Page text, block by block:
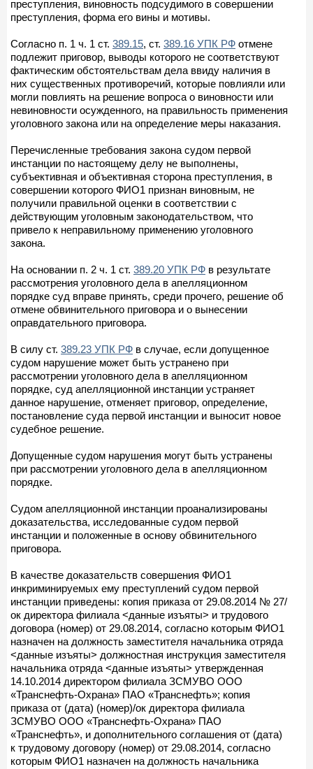
преступления, виновность подсудимого в совершении
преступления, форма его вины и мотивы.
Согласно п. 1 ч. 1 ст. 389.15, ст. 389.16 УПК РФ отмене
подлежит приговор, выводы которого не соответствуют
фактическим обстоятельствам дела ввиду наличия в
них существенных противоречий, которые повлияли или
могли повлиять на решение вопроса о виновности или
невиновности осужденного, на правильность применения
уголовного закона или на определение меры наказания.
Перечисленные требования закона судом первой
инстанции по настоящему делу не выполнены,
субъективная и объективная сторона преступления, в
совершении которого ФИО1 признан виновным, не
получили правильной оценки в соответствии с
действующим уголовным законодательством, что
привело к неправильному применению уголовного
закона.
На основании п. 2 ч. 1 ст. 389.20 УПК РФ в результате
рассмотрения уголовного дела в апелляционном
порядке суд вправе принять, среди прочего, решение об
отмене обвинительного приговора и о вынесении
оправдательного приговора.
В силу ст. 389.23 УПК РФ в случае, если допущенное
судом нарушение может быть устранено при
рассмотрении уголовного дела в апелляционном
порядке, суд апелляционной инстанции устраняет
данное нарушение, отменяет приговор, определение,
постановление суда первой инстанции и выносит новое
судебное решение.
Допущенные судом нарушения могут быть устранены
при рассмотрении уголовного дела в апелляционном
порядке.
Судом апелляционной инстанции проанализированы
доказательства, исследованные судом первой
инстанции и положенные в основу обвинительного
приговора.
В качестве доказательств совершения ФИО1
инкриминируемых ему преступлений судом первой
инстанции приведены: копия приказа от 29.08.2014 № 27/
ок директора филиала <данные изъяты> и трудового
договора (номер) от 29.08.2014, согласно которым ФИО1
назначен на должность заместителя начальника отряда
<данные изъяты> должностная инструкция заместителя
начальника отряда <данные изъяты> утвержденная
14.10.2014 директором филиала ЗСМУВО ООО
«Транснефть-Охрана» ПАО «Транснефть»; копия
приказа от (дата) (номер)/ок директора филиала
ЗСМУВО ООО «Транснефть-Охрана» ПАО
«Транснефть», и дополнительного соглашения от (дата)
к трудовому договору (номер) от 29.08.2014, согласно
которым ФИО1 назначен на должность начальника